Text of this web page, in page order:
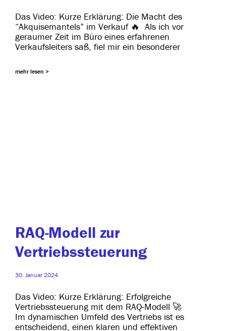
Das Video: Kurze Erklärung: Die Macht des
“Akquisemantels” im Verkauf 🔥 Als ich vor
gerau­mer Zeit im Büro eines erfah­re­nen
Verkaufsleiters saß, fiel mir ein besonderer
mehr lesen >
RAQ-Modell zur
Vertriebssteuerung
30. Januar 2024
Das Video: Kurze Erklärung: Erfolgreiche
Vertriebssteuerung mit dem RAQ-Modell 🚀
Im dyna­mi­schen Umfeld des Vertriebs ist es
ent­schei­dend, einen kla­ren und effek­ti­ven